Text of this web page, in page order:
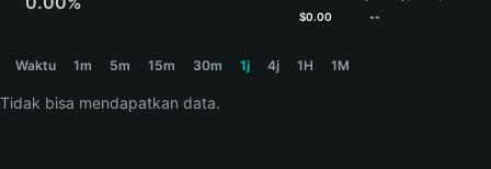
$0.00
--
Waktu 1m 5m 15m 30m 1j 4j 1H 1M
Tidak bisa mendapatkan data.